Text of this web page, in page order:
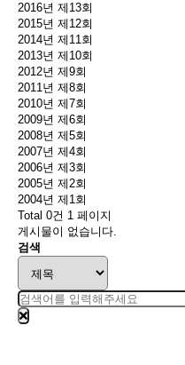
2016년 제13회
2015년 제12회
2014년 제11회
2013년 제10회
2012년 제9회
2011년 제8회
2010년 제7회
2009년 제6회
2008년 제5회
2007년 제4회
2006년 제3회
2005년 제2회
2004년 제1회
Total 0건 1 페이지
게시물이 없습니다.
검색